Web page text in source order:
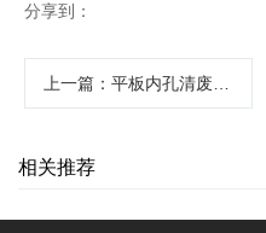
分享到：
上一篇 ：平板内孔清废机高效清除废料提升生产效率
相关推荐